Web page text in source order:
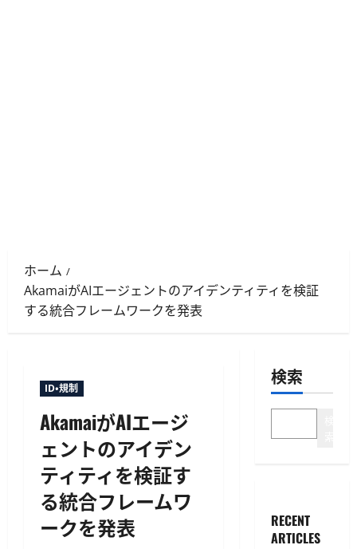
ホーム
AkamaiがAIエージェントのアイデンティティを検証
する統合フレームワークを発表
ID・規制
AkamaiがAIエージ
ェントのアイデン
ティティを検証す
る統合フレームワ
ークを発表
検索
RECENT
ARTICLES